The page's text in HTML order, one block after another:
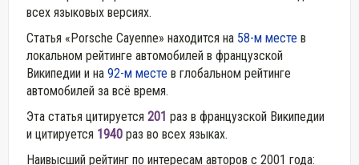
всех языковых версиях.
Статья «Porsche Cayenne» находится на 58-м месте в
локальном рейтинге автомобилей в французской
Википедии и на 92-м месте в глобальном рейтинге
автомобилей за всё время.
Эта статья цитируется 201 раз в французской Википедии
и цитируется 1940 раз во всех языках.
Наивысший рейтинг по интересам авторов с 2001 года: